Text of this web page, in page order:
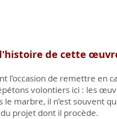
de cette
l’occasion de remettre en
volontiers ici : les
marbre, il n’est souvent
projet dont il procède.